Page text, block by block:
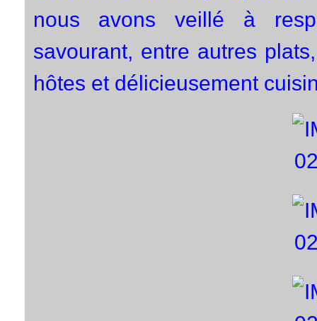
nous avons veillé à
savourant, entre autres
hôtes et délicieusement